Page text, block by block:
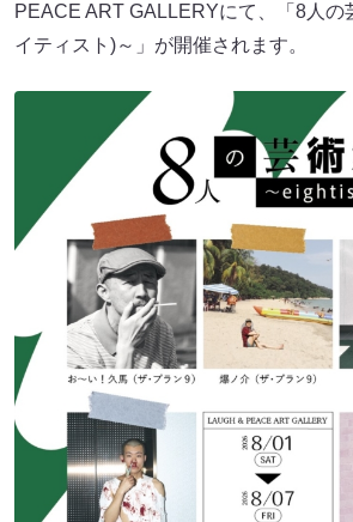
PEACE ART GALLERYにて、「8人の
イティスト)～」が開催されます。